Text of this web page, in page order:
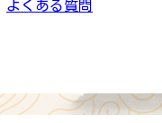
よくある質問